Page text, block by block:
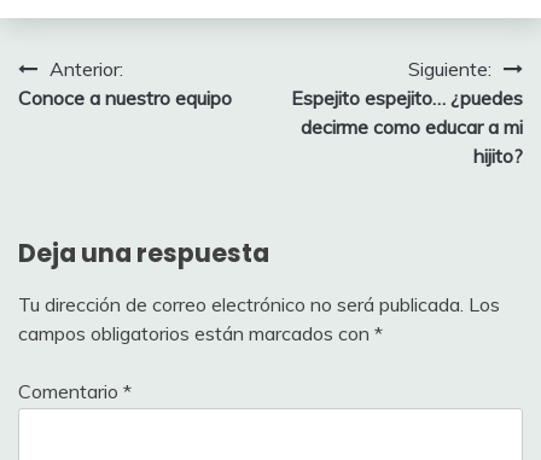
Navegación
de
Anterior:
Conoce a nuestro equipo
Siguiente:
Espejito espejito… ¿puedes
decirme como educar a mi
hijito?
Deja una respuesta
Tu dirección de correo electrónico no será publicada. Los
campos obligatorios están marcados con *
Comentario *